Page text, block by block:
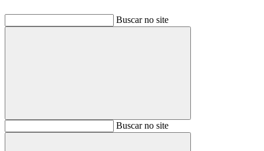
Buscar no site
BuscarBuscar no site